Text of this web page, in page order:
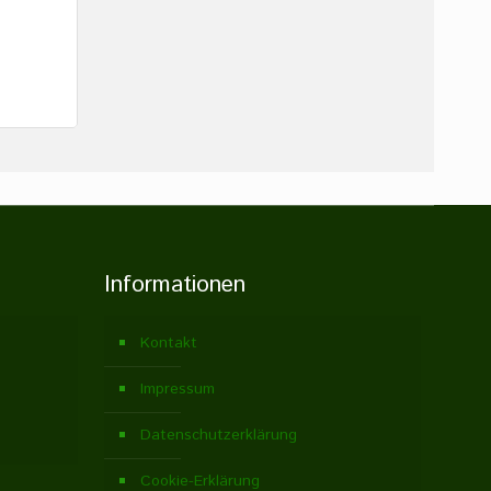
Informationen
Kontakt
Impressum
Datenschutzerklärung
Cookie-Erklärung